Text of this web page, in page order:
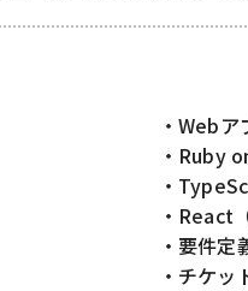
・Web
・Ruby
・
・React
・要件
・チケ